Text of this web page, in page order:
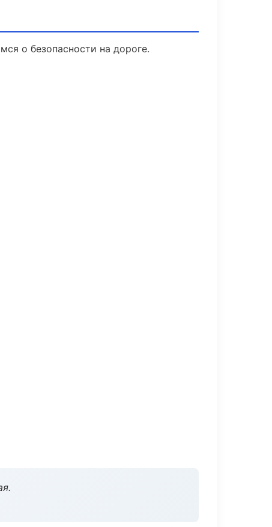
о безопасности на дороге.